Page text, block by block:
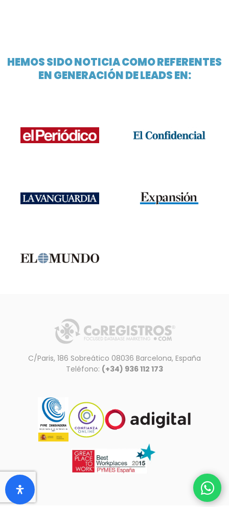
HEMOS SIDO NOTICIA COMO REFERENTES
EN GENERACIÓN DE LEADS EN:
C/Paris, 186 Sobreático 08036 Barcelona, España
Teléfono: (+34) 936 112 173